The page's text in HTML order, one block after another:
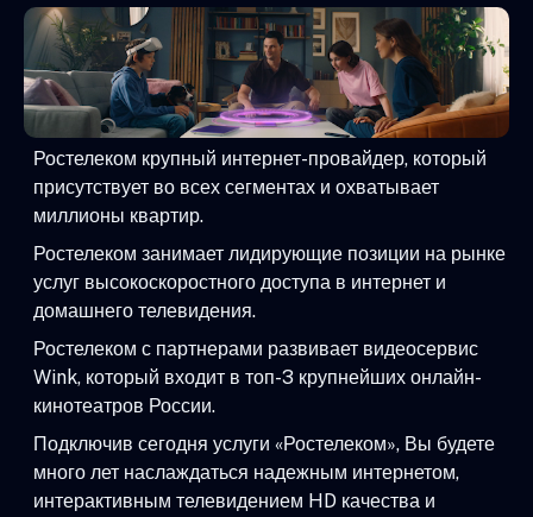
Ростелеком крупный интернет-провайдер, который
присутствует во всех сегментах и охватывает
миллионы квартир.
Ростелеком занимает лидирующие позиции на рынке
услуг высокоскоростного доступа в интернет и
домашнего телевидения.
Ростелеком с партнерами развивает видеосервис
Wink, который входит в топ-3 крупнейших онлайн-
кинотеатров России.
Подключив сегодня услуги «Ростелеком», Вы будете
много лет наслаждаться надежным интернетом,
интерактивным телевидением HD качества и